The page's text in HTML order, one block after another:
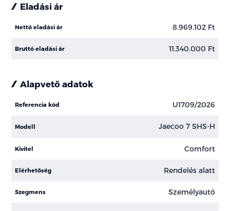
Eladási ár
Nettó eladási ár 8.969.102 Ft
Bruttó eladási ár 11.340.000 Ft
Alapvető adatok
Referencia kód U1709/2026
Modell Jaecoo 7 SHS-H
Kivitel Comfort
Elérhetőség Rendelés alatt
Szegmens Személyautó